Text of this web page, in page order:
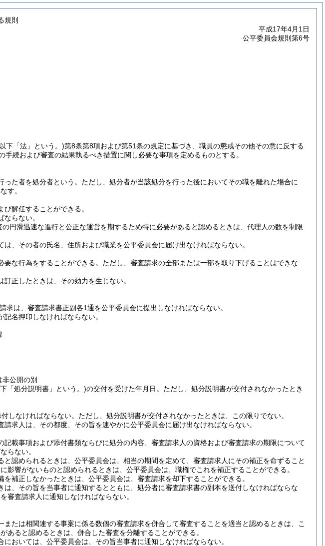
規則
平成17年4月1日
公平委員会規則第6号
下「法」という。)第8条第8項および第51条の規定に基づき、職員の懲戒その他その意に反する
手続および審査の結果執るべき措置に関し必要な事項を定めるものとする。
た者を処分者という。 ただし、処分者が当該処分を行った後においてその職を離れた場合に
す。
解任することができる。
らない。
の円滑迅速な進行と公正な運営を期するため特に必要があると認めるときは、代理人の数を制限
、その者の氏名、住所および職業を公平委員会に届け出なければならない。
な行為をすることができる。 ただし、審査請求の全部または一部を取り下げることはできな
正したときは、その効力を生じない。
は、審査請求書正副各1通を公平委員会に提出しなければならない。
名押印しなければならない。
公開の別
「処分説明書」という。)の交付を受けた年月日。 ただし、処分説明書が交付されなかったとき
しなければならない。 ただし、処分説明書が交付されなかったときは、この限りでない。
求人は、その都度、その旨を速やかに公平委員会に届け出なければならない。
載事項および添付書類ならびに処分の内容、審査請求人の資格および審査請求の期限について
らない。
認められるときは、公平委員会は、相当の期間を定めて、審査請求人にその補正を命ずること
影響がないものと認められるときは、公平委員会は、職権でこれを補正することができる。
補正しなかったときは、公平委員会は、審査請求を却下することができる。
、その旨を当事者に通知するとともに、処分者に審査請求書の副本を送付しなければならな
審査請求人に通知しなければならない。
たは相関連する事案に係る数個の審査請求を併合して審査することを適当と認めるときは、こ
あると認めるときは、併合した審査を分離することができる。
おいては、公平委員会は、その旨当事者に通知しなければならない。